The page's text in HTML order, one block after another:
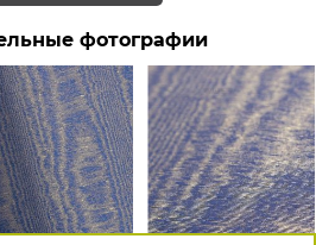
фотографии